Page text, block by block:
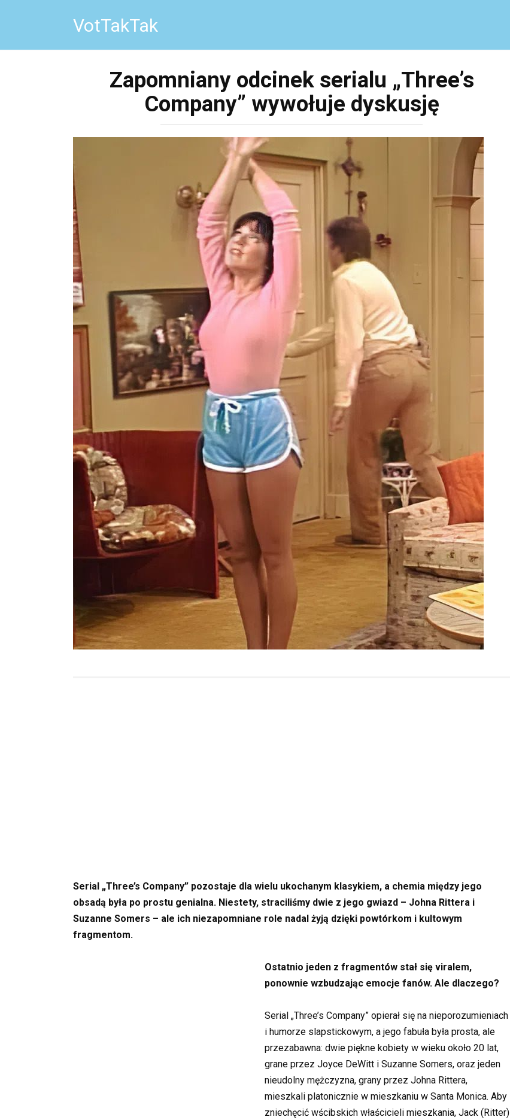
VotTakTak
Zapomniany odcinek serialu „Three’s
Company” wywołuje dyskusję
Serial „Three’s Company” pozostaje dla wielu ukochanym klasykiem, a chemia między jego
obsadą była po prostu genialna. Niestety, straciliśmy dwie z jego gwiazd – Johna Rittera i
Suzanne Somers – ale ich niezapomniane role nadal żyją dzięki powtórkom i kultowym
fragmentom.
Ostatnio jeden z fragmentów stał się viralem,
ponownie wzbudzając emocje fanów. Ale dlaczego?
Serial „Three’s Company” opierał się na nieporozumieniach
i humorze slapstickowym, a jego fabuła była prosta, ale
przezabawna: dwie piękne kobiety w wieku około 20 lat,
grane przez Joyce DeWitt i Suzanne Somers, oraz jeden
nieudolny mężczyzna, grany przez Johna Rittera,
mieszkali platonicznie w mieszkaniu w Santa Monica. Aby
zniechęcić wścibskich właścicieli mieszkania, Jack (Ritter)